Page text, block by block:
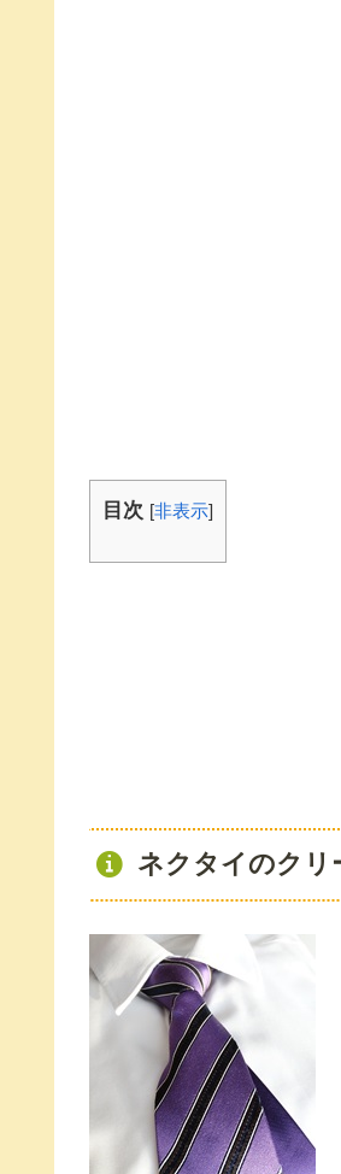
目次 [非表示]
ネクタイのクリ